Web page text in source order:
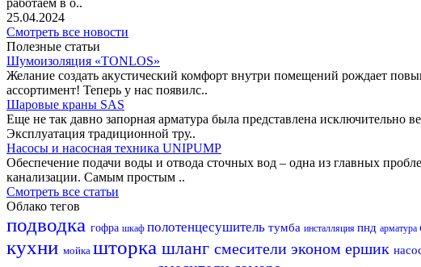
25.04.2024
Смотреть все новости
Полезные статьи
Шумоизоляция «TONLOS»
Желание создать акустический комфорт внутри помещений рождает
ассортимент! Теперь у нас появилс..
Шаровые краны SAS
Еще не так давно запорная арматура была представлена
Эксплуатация традиционной тру..
Насосы и насосная техника UNIPUMP
Обеспечение подачи воды и отвода сточных вод – одна из главных
канализации. Самым простым ..
Смотреть все статьи
Облако тегов
подводка гофра шкаф полотенцесушитель тумба инсталляция пнд арматура
кухни мойка шторка шланг смесители эконом ершик